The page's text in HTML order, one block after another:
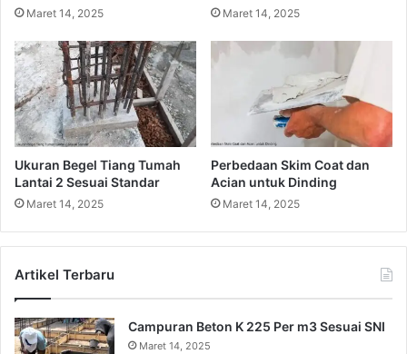
Maret 14, 2025 Maret 14, 2025
Ukuran Begel Tiang Tumah
Lantai 2 Sesuai Standar
Maret 14, 2025
Perbedaan Skim Coat dan
Acian untuk Dinding
Maret 14, 2025
Artikel Terbaru
Campuran Beton K 225 Per m3 Sesuai SNI
Maret 14, 2025